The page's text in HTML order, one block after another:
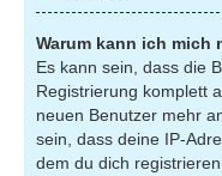
Warum kann ich mich
Es kann sein, dass die
Registrierung komplett
neuen Benutzer mehr
sein, dass deine IP-
dem du dich